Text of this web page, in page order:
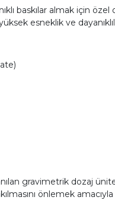
baskılar almak için
esneklik ve
gravimetrik dozaj
önlemek